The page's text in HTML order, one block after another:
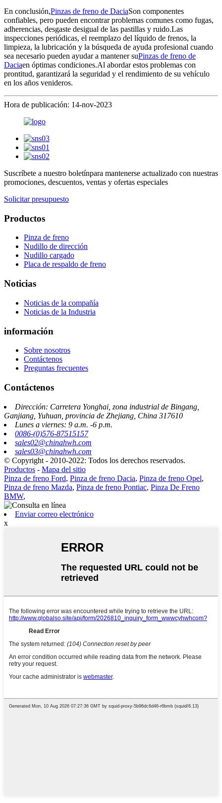
En conclusión,Pinzas de freno de DaciaSon componentes
confiables, pero pueden encontrar problemas comunes como fugas,
adherencias, desgaste desigual de las pastillas y ruido.Las
inspecciones periódicas, el reemplazo del líquido de frenos, la
limpieza, la lubricación y la búsqueda de ayuda profesional cuando
sea necesario pueden ayudar a mantener suPinzas de freno de
Daciaen óptimas condiciones.Al abordar estos problemas con
prontitud, garantizará la seguridad y el rendimiento de su vehículo
en los años venideros.
Hora de publicación: 14-nov-2023
Suscríbete a nuestro boletínpara mantenerse actualizado con nuestras
promociones, descuentos, ventas y ofertas especiales
Solicitar presupuesto
Productos
Pinza de freno
Nudillo de dirección
Nudillo cargado
Placa de respaldo de freno
Noticias
Noticias de la compañía
Noticias de la Industria
información
Sobre nosotros
Contáctenos
Preguntas frecuentes
Contáctenos
Dirección: Carretera Yonghai, zona industrial de Bingang,
Ganjiang, Yuhuan, provincia de Zhejiang, China 317610
Lunes a viernes: 9 a.m. -6 p.m.
0086-(0)576-87515157
sales02@chinahwh.com
sales03@chinahwh.com
© Copyright - 2010-2022: Todos los derechos reservados.
Productos - Mapa del sitio
Pinza de freno Ford, Pinza de freno Dacia, Pinza de freno Opel,
Pinza de freno Mazda, Pinza de freno Pontiac, Pinza De Freno
BMW,
Enviar correo electrónico
x